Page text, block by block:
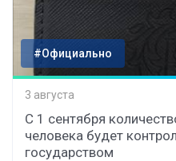
#Официально
3 августа
С 1 сентября
человека будет
государством